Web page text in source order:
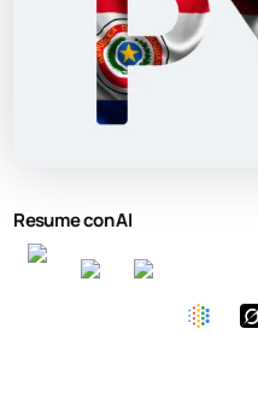
Resume con AI